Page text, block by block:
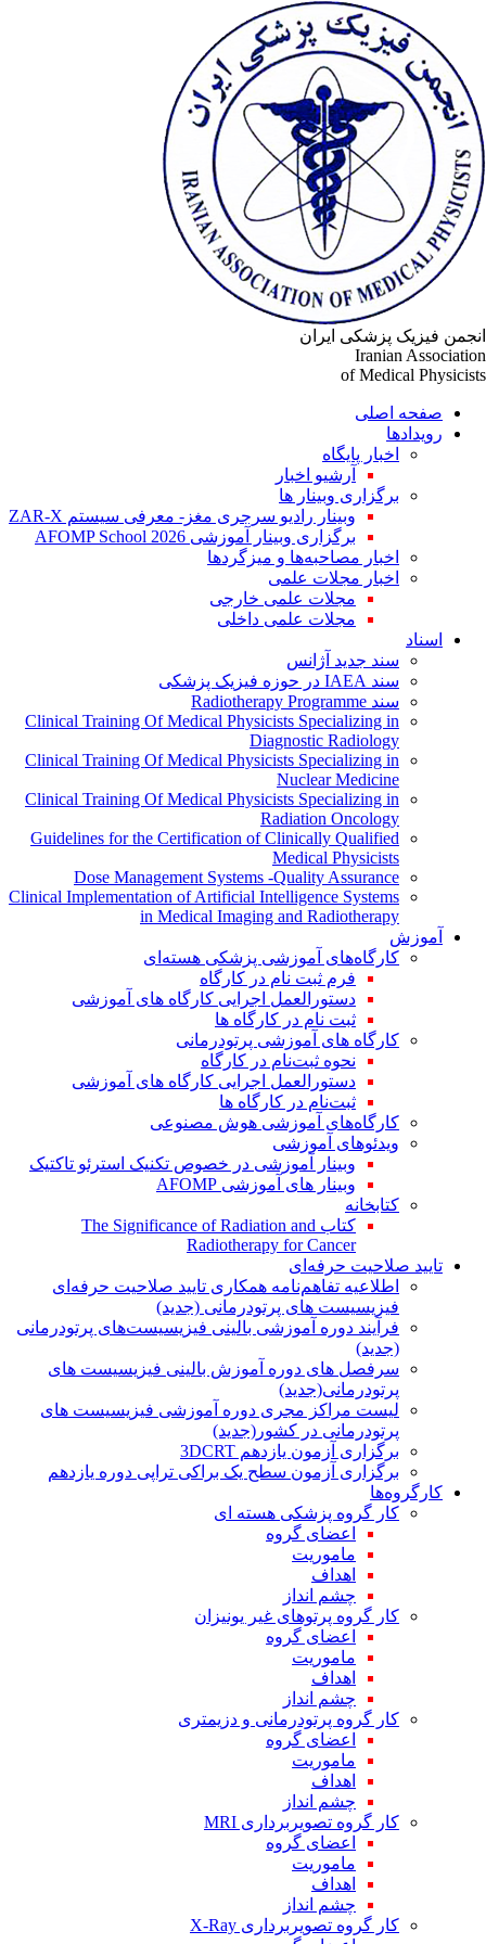
فیزیک پزشکی ایران
Iranian
of Medical
صفحه اصلی
رویدادها
اخبار پایگاه
آرشیو اخبار
برگزاری وبینار ها
وبینار رادیو سرجری مغز- معرفی سیستم ZAR-X
برگزاری وبینار آموزشی AFOMP School 2026
اخبار مصاحبه‌ها و میزگردها
اخبار مجلات علمی
مجلات علمی خارجی
مجلات علمی داخلی
اسناد
سند جدید آژانس
سند IAEA در حوزه فیزیک پزشکی
سند Radiotherapy Programme
Clinical Training Of Medical Physicists Specializing in
Diagnostic Radiology
Clinical Training Of Medical Physicists Specializing in
Nuclear Medicine
Clinical Training Of Medical Physicists Specializing in
Radiation Oncology
Guidelines for the Certification of Clinically Qualified
Medical Physicists
Dose Management Systems -Quality Assurance
Clinical Implementation of Artificial Intelligence Systems
in Medical Imaging and Radiotherapy
آموزش
کارگاه‌های آموزشی پزشکی هسته‌ای
فرم ثبت نام در کارگاه
دستورالعمل اجرایی کارگاه های آموزشی
ثبت نام در کارگاه ها
کارگاه های آموزشی پرتودرمانی
نحوه ثبت‌نام در کارگاه
دستورالعمل اجرایی کارگاه های آموزشی
ثبت‌نام در کارگاه ها
کارگاه‌های آموزشی هوش مصنوعی
ویدئوهای آموزشی
وبینار آموزشی در خصوص تکنیک استرئو تاکتیک
وبینار های آموزشی AFOMP
کتابخانه
کتاب The Significance of Radiation and
Radiotherapy for Cancer
تایید صلاحیت حرفه‌ای
اطلاعیه تفاهم‌نامه همکاری تایید صلاحیت حرفه‌ای
فیزیسیست های پرتودرمانی (جدید)
فرآیند دوره آموزشی بالینی فیزیسیست‌های پرتودرمانی
(جدید)
سرفصل های دوره آموزش بالینی فیزیسیست های
پرتودرمانی(جدید)
لیست مراکز مجری دوره آموزشی فیزیسیست های
پرتودرمانی در کشور(جدید)
برگزاری آزمون یازدهم 3DCRT
برگزاری آزمون سطح یک براکی تراپی دوره یازدهم
کارگروه‌ها
کار گروه پزشکی هسته ای
اعضای گروه
ماموریت
اهداف
چشم انداز
کار گروه پرتوهای غیر یونیزان
اعضای گروه
ماموریت
اهداف
چشم انداز
کار گروه پرتودرمانی و دزیمتری
اعضای گروه
ماموریت
اهداف
چشم انداز
کار گروه تصویربرداری MRI
اعضای گروه
ماموریت
اهداف
چشم انداز
کار گروه تصویربرداری X-Ray